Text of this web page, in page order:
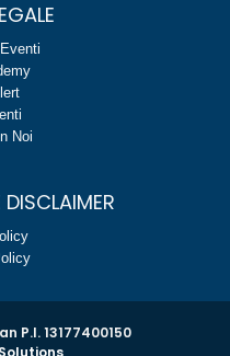
Noi
P.I. 13177400150